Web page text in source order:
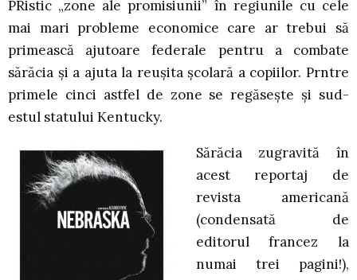
PRistic „zone ale promisiunii” în regiunile cu cele
mai mari probleme economice care ar trebui să
primească ajutoare federale pentru a combate
sărăcia şi a ajuta la reuşita şcolară a copiilor. Prntre
primele cinci astfel de zone se regăseşte şi sud-
estul statului Kentucky.
Sărăcia zugravită în
acest reportaj de
revista americană
(condensată de
editorul francez la
numai trei pagini!),